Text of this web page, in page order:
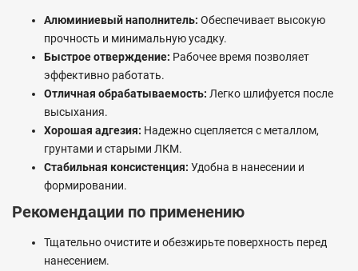
Алюминиевый наполнитель: Обеспечивает высокую
прочность и минимальную усадку.
Быстрое отверждение: Рабочее время позволяет
эффективно работать.
Отличная обрабатываемость: Легко шлифуется после
высыхания.
Хорошая адгезия: Надежно сцепляется с металлом,
грунтами и старыми ЛКМ.
Стабильная консистенция: Удобна в нанесении и
формировании.
Рекомендации по применению
Тщательно очистите и обезжирьте поверхность перед
нанесением.